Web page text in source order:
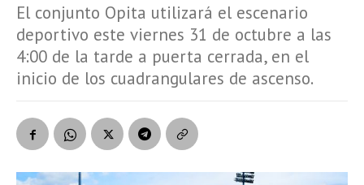
El conjunto Opita utilizará el escenario
deportivo este viernes 31 de octubre a las
4:00 de la tarde a puerta cerrada, en el
inicio de los cuadrangulares de ascenso.